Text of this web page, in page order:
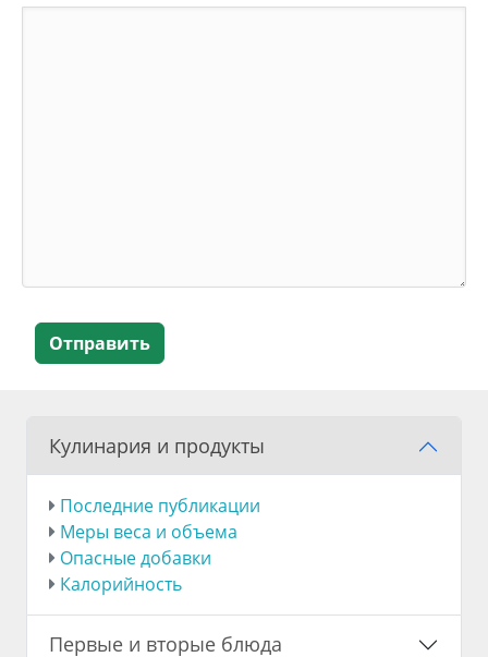
Отправить
Кулинария и продукты
Последние публикации
Меры веса и объема
Опасные добавки
Калорийность
Первые и вторые блюда